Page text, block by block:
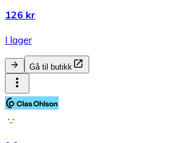
126 kr
I lager
Gå til butikk